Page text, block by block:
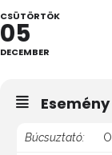
CSÜTÖRTÖK
05
DECEMBER
Búcsuztató: